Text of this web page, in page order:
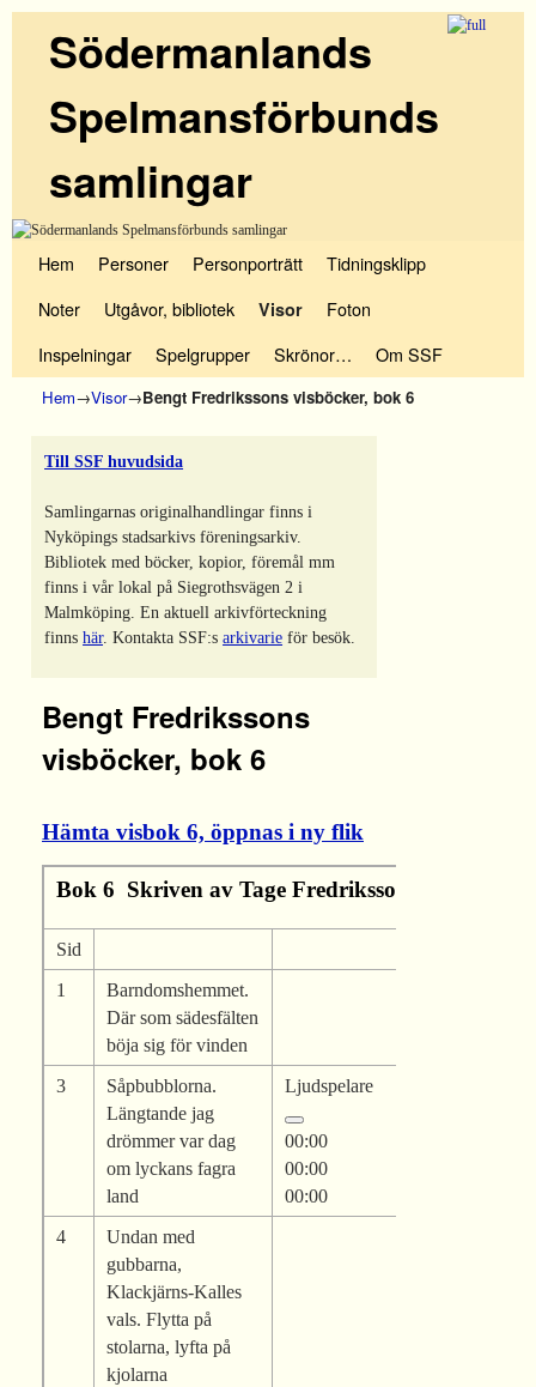
Södermanlands
Spelmansförbunds
samlingar
Hem Personer Personporträtt
Tidningsklipp
Noter
Utgåvor, bibliotek Visor
Foton
Inspelningar
Spelgrupper Skrönor… Om SSF
Hem→Visor→Bengt Fredrikssons visböcker, bok 6
Till SSF huvudsida
Samlingarnas originalhandlingar finns i
Nyköpings stadsarkivs föreningsarkiv.
Bibliotek med böcker, kopior, föremål mm
finns i vår lokal på Siegrothsvägen 2 i
Malmköping. En aktuell arkivförteckning
finnshär. Kontakta SSF:sarkivarie för besök.
Bengt Fredrikssons
visböcker, bok 6
Hämta visbok 6, öppnas i ny flik
Bok 6 Skriven av Tage Fredriksson (1904-
Sid
1
Barndomshemmet.
Där som sädesfälten
böja sig för vinden
3
Såpbubblorna.
Längtande jag
drömmer var dag
om lyckans fagra
land
Ljudspelare
00:00
00:00
00:00
4
Undan med
gubbarna,
Klackjärns-Kalles
vals. Flytta på
stolarna, lyfta på
kjolarna